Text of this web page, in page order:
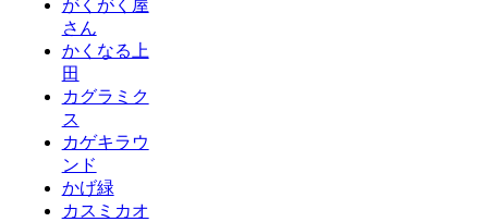
がくがく屋
さん
かくなる上
田
カグラミク
ス
カゲキラウ
ンド
かげ緑
カスミカオ